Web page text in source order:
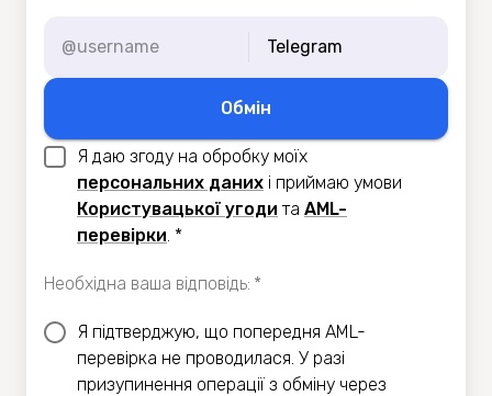
Telegram
Обмiн
Я даю згоду на обробку моїх
персональних даних i приймаю умови
Користувацької угоди та AML-
перевiрки. *
Необхідна ваша відповідь: *
Я підтверджую, що попередня AML-
перевірка не проводилася. У разі
призупинення операції з обміну через